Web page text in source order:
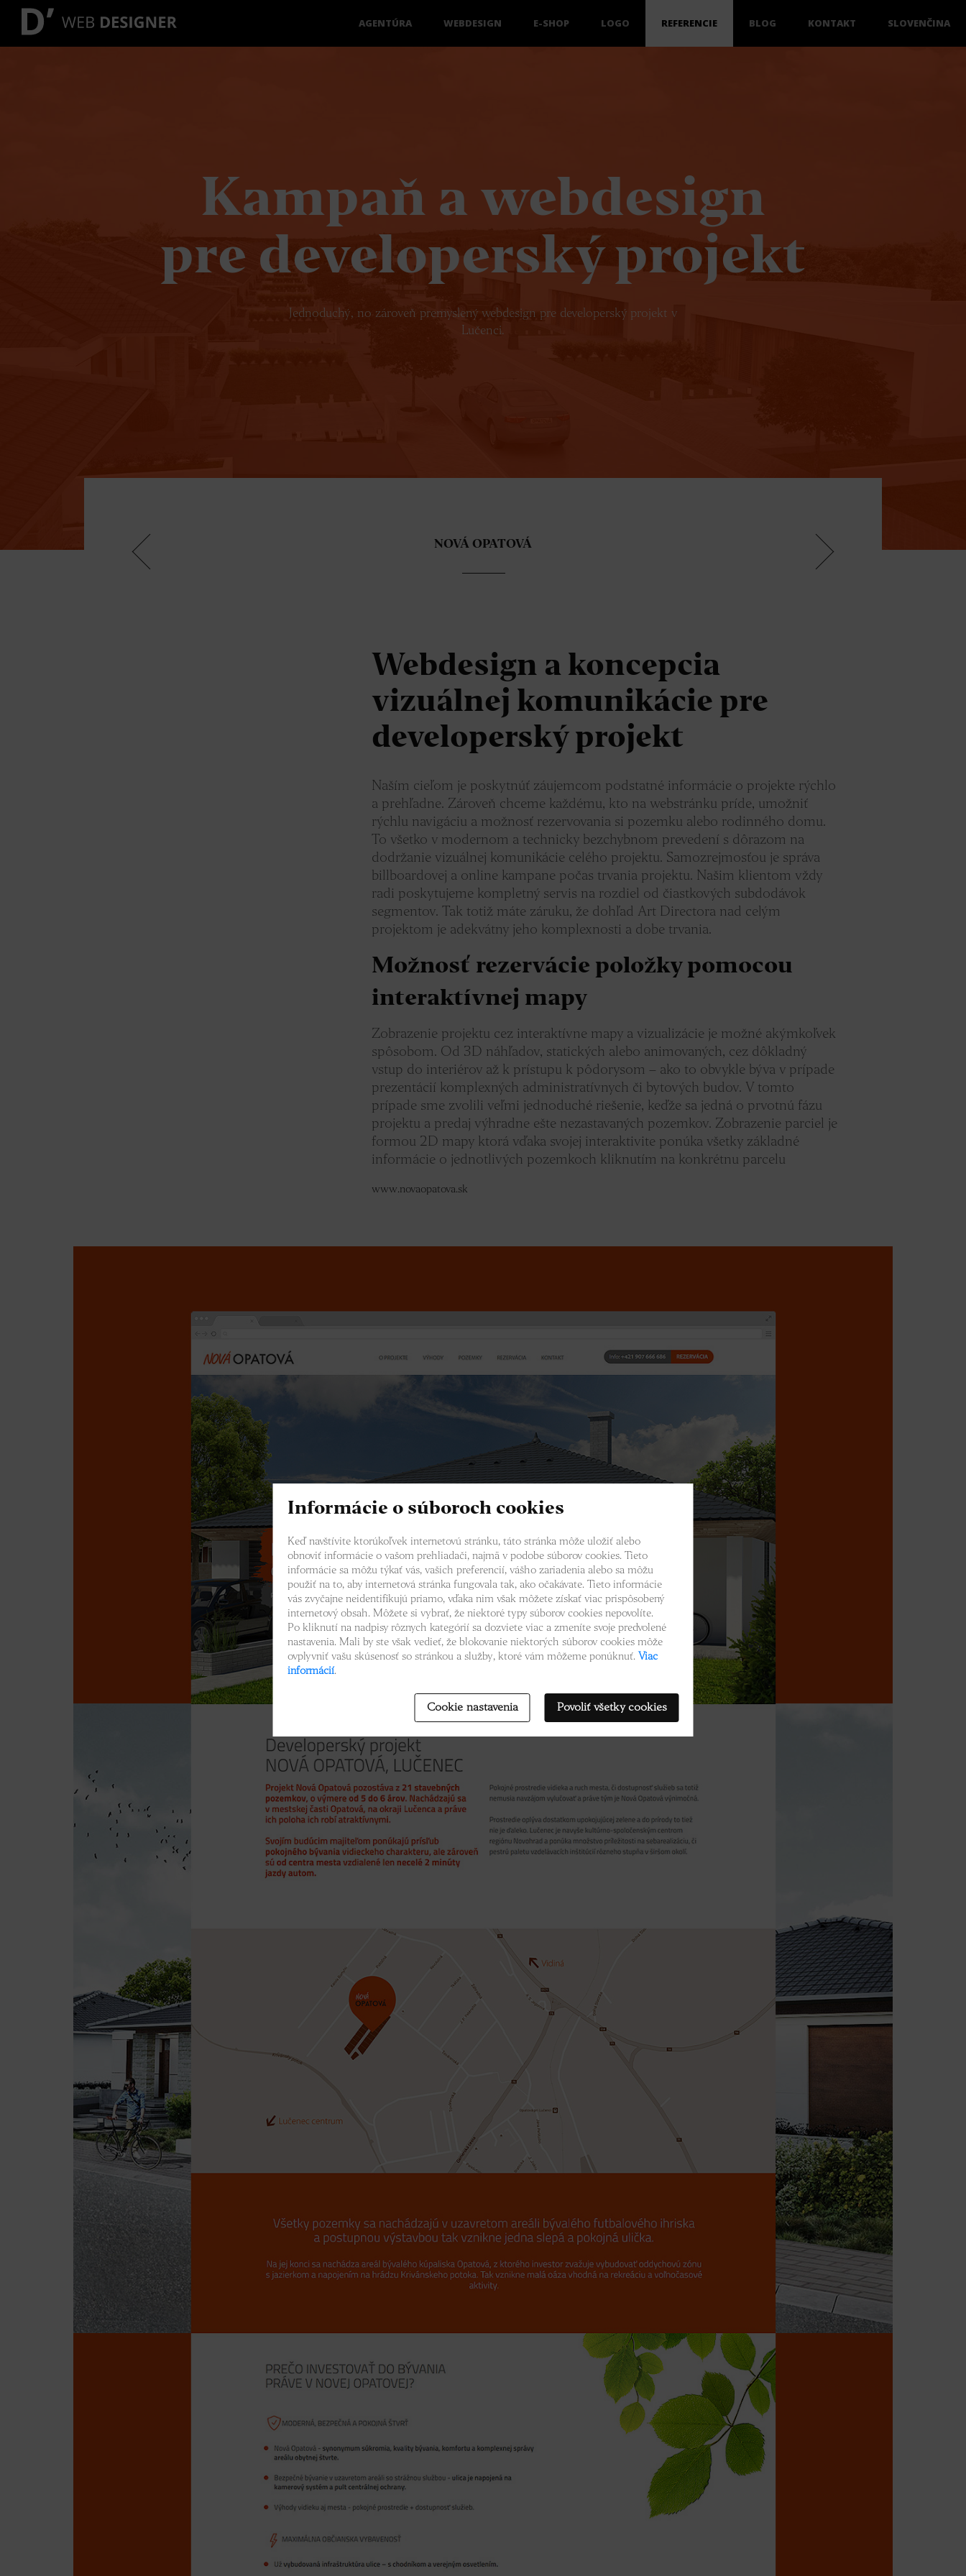
AGENTÚRA WEBDESIGN E-SHOP LOGO REFERENCIE BLOG KONTAKT SLOVENČINA
Kampaň a webdesign
pre developerský projekt
Jednoduchý, no zároveň premyslený webdesign pre developerský projekt v
Lučenci.
NOVÁ OPATOVÁ
Webdesign a koncepcia
vizuálnej komunikácie pre
developerský projekt
Naším cieľom je poskytnúť záujemcom podstatné informácie o projekte rýchlo
a prehľadne. Zároveň chceme každému, kto na webstránku príde, umožniť
rýchlu navigáciu a možnosť rezervovania si pozemku alebo rodinného domu.
To všetko v modernom a technicky bezchybnom prevedení s dôrazom na
dodržanie vizuálnej komunikácie celého projektu. Samozrejmosťou je správa
billboardovej a online kampane počas trvania projektu. Našim klientom vždy
radi poskytujeme kompletný servis na rozdiel od čiastkových subdodávok
segmentov. Tak totiž máte záruku, že dohľad Art Directora nad celým
projektom je adekvátny jeho komplexnosti a dobe trvania.
Možnosť rezervácie položky pomocou
interaktívnej mapy
Zobrazenie projektu cez interaktívne mapy a vizualizácie je možné akýmkoľvek
spôsobom. Od 3D náhľadov, statických alebo animovaných, cez dôkladný
vstup do interiérov až k prístupu k pôdorysom – ako to obvykle býva v prípade
prezentácií komplexných administratívnych či bytových budov. V tomto
prípade sme zvolili veľmi jednoduché riešenie, keďže sa jedná o prvotnú fázu
projektu a predaj výhradne ešte nezastavaných pozemkov. Zobrazenie parciel je
formou 2D mapy ktorá vďaka svojej interaktivite ponúka všetky základné
informácie o jednotlivých pozemkoch kliknutím na konkrétnu parcelu
www.novaopatova.sk
Informácie o súboroch cookies
Keď navštívite ktorúkoľvek internetovú stránku, táto stránka môže uložiť alebo
obnoviť informácie o vašom prehliadači, najmä v podobe súborov cookies. Tieto
informácie sa môžu týkať vás, vašich preferencií, vášho zariadenia alebo sa môžu
použiť na to, aby internetová stránka fungovala tak, ako očakávate. Tieto informácie
vás zvyčajne neidentifikujú priamo, vďaka nim však môžete získať viac prispôsobený
internetový obsah. Môžete si vybrať, že niektoré typy súborov cookies nepovolíte.
Po kliknutí na nadpisy rôznych kategórií sa dozviete viac a zmeníte svoje predvolené
nastavenia. Mali by ste však vedieť, že blokovanie niektorých súborov cookies môže
ovplyvniť vašu skúsenosť so stránkou a služby, ktoré vám môžeme ponúknuť. Viac
informácií.
Cookie nastavenia Povoliť všetky cookies